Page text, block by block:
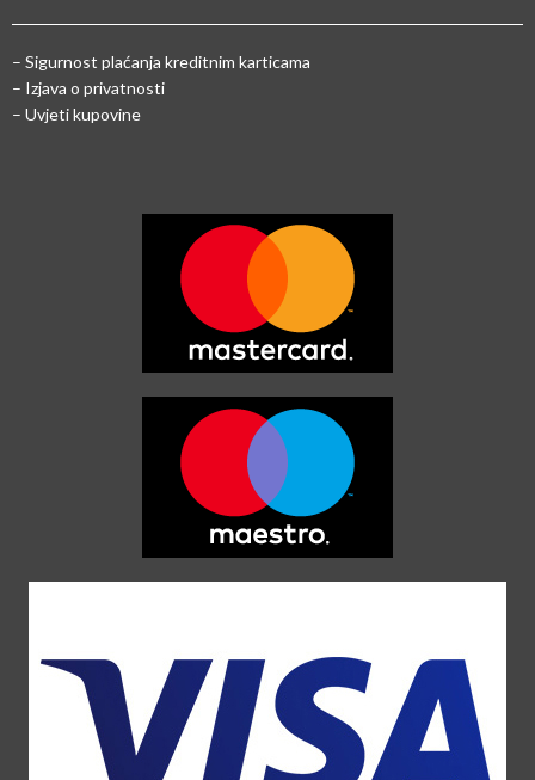
– Sigurnost plaćanja kreditnim karticama
– Izjava o privatnosti
– Uvjeti kupovine